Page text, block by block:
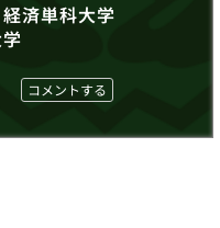
済単科大学
コメントする